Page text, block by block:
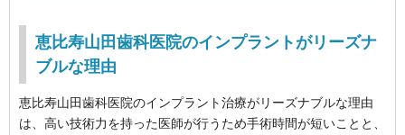
恵比寿山田歯科医院のインプラントがリーズナ
ブルな理由
恵比寿山田歯科医院のインプラント治療がリーズナブルな理由
は、高い技術力を持った医師が行うため手術時間が短いことと、